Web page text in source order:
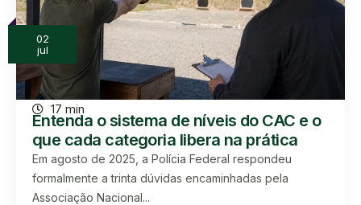
02
jul
17 min
Entenda o sistema de níveis do CAC e o
que cada categoria libera na prática
Em agosto de 2025, a Polícia Federal respondeu
formalmente a trinta dúvidas encaminhadas pela
Associação Nacional...